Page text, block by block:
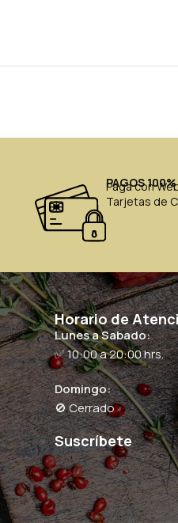
PAGOS
Paga con
Tarjetas de
Horario de
Lunes a Sabado:
✅ 10:00 a 20:00 hrs.
Domingo:
🚫 Cerrado
Suscríbete